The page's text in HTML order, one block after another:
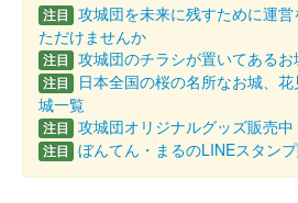
注目 攻城団を未来に残すために運
ただけませんか
注目 攻城団のチラシが置いてあるお
注目
日本全国の桜の名所なお城、
城一覧
注目 攻城団オリジナルグッズ販売中
注目 ぼんてん・まるのLINEスタン